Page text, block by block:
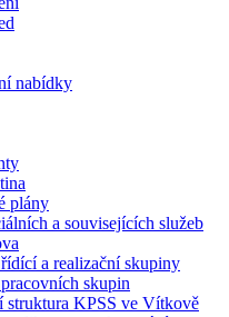
nabídky
plány
a souvisejících služeb
a realizační skupiny
skupin
struktura KPSS ve Vítkově